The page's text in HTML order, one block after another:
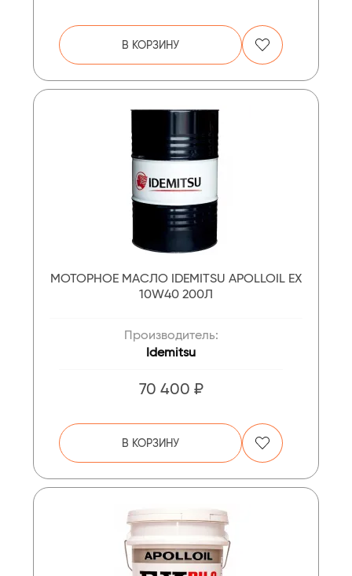
В КОРЗИНУ
МОТОРНОЕ МАСЛО IDEMITSU APOLLOIL EX
10W40 200Л
Производитель:
Idemitsu
70 400 ₽
В КОРЗИНУ